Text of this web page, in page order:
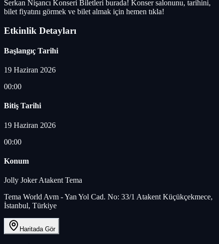
Serkan Nişancı Konseri Biletleri burada! Konser salonunu, tarihini,
bilet fiyatını görmek ve bilet almak için hemen tıkla!
Etkinlik Detayları
Başlangıç Tarihi
19 Haziran 2026
00:00
Bitiş Tarihi
19 Haziran 2026
00:00
Konum
Jolly Joker Atakent Tema
Tema World Avm - Yan Yol Cad. No: 33/1 Atakent Küçükçekmece,
İstanbul, Türkiye
Haritada Gör